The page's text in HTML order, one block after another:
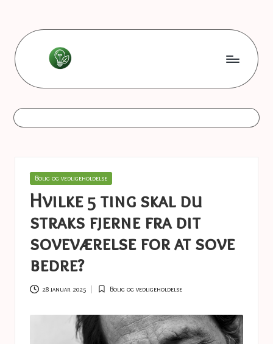
content
L
e
s
o
n
n
e
s
a
s
t
astuces
Posted
Bolig og vedligeholdelse
Hvilke 5 ting skal du
straks fjerne fra dit
soveværelse for at sove
bedre?
28 januar 2025
Posted
Bolig og vedligeholdelse